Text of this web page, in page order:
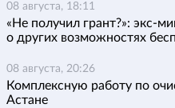
08 августа, 18:11
«Не получил грант?»: экс-
о других возможностях
08 августа, 20:26
Комплексную работу по
Астане